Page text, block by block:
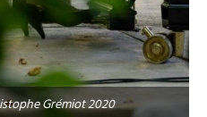
Grémiot 2020